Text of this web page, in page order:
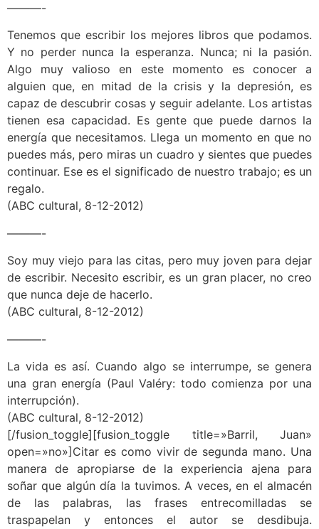
———-
Tenemos que escribir los mejores libros que podamos.
Y no perder nunca la esperanza. Nunca; ni la pasión.
Algo muy valioso en este momento es conocer a
alguien que, en mitad de la crisis y la depresión, es
capaz de descubrir cosas y seguir adelante. Los artistas
tienen esa capacidad. Es gente que puede darnos la
energía que necesitamos. Llega un momento en que no
puedes más, pero miras un cuadro y sientes que puedes
continuar. Ese es el significado de nuestro trabajo; es un
regalo.
(ABC cultural, 8-12-2012)
———-
Soy muy viejo para las citas, pero muy joven para dejar
de escribir. Necesito escribir, es un gran placer, no creo
que nunca deje de hacerlo.
(ABC cultural, 8-12-2012)
———-
La vida es así. Cuando algo se interrumpe, se genera
una gran energía (Paul Valéry: todo comienza por una
interrupción).
(ABC cultural, 8-12-2012)
[/fusion_toggle][fusion_toggle title=»Barril, Juan»
open=»no»]Citar es como vivir de segunda mano. Una
manera de apropiarse de la experiencia ajena para
soñar que algún día la tuvimos. A veces, en el almacén
de las palabras, las frases entrecomilladas se
traspapelan y entonces el autor se desdibuja.